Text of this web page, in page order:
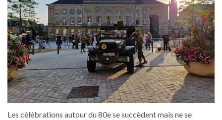
Les célébrations autour du 80e se succèdent mais ne se